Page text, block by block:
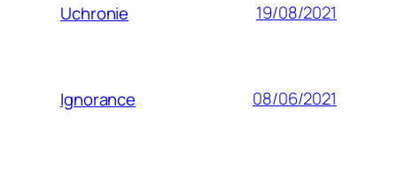
Uchronie 19/08/2021
Ignorance 08/06/2021